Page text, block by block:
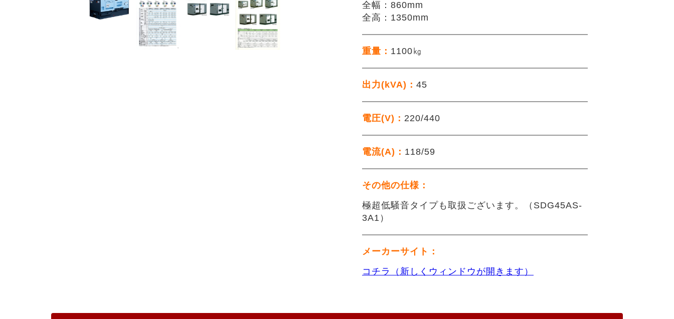
全幅：860mm
全高：1350mm
重量： 1100㎏
出力(kVA)： 45
電圧(V)： 220/440
電流(A)： 118/59
その他の仕様：
極超低騒音タイプも取扱ございます。（SDG45AS-
3A1）
メーカーサイト：
コチラ（新しくウィンドウが開きます）